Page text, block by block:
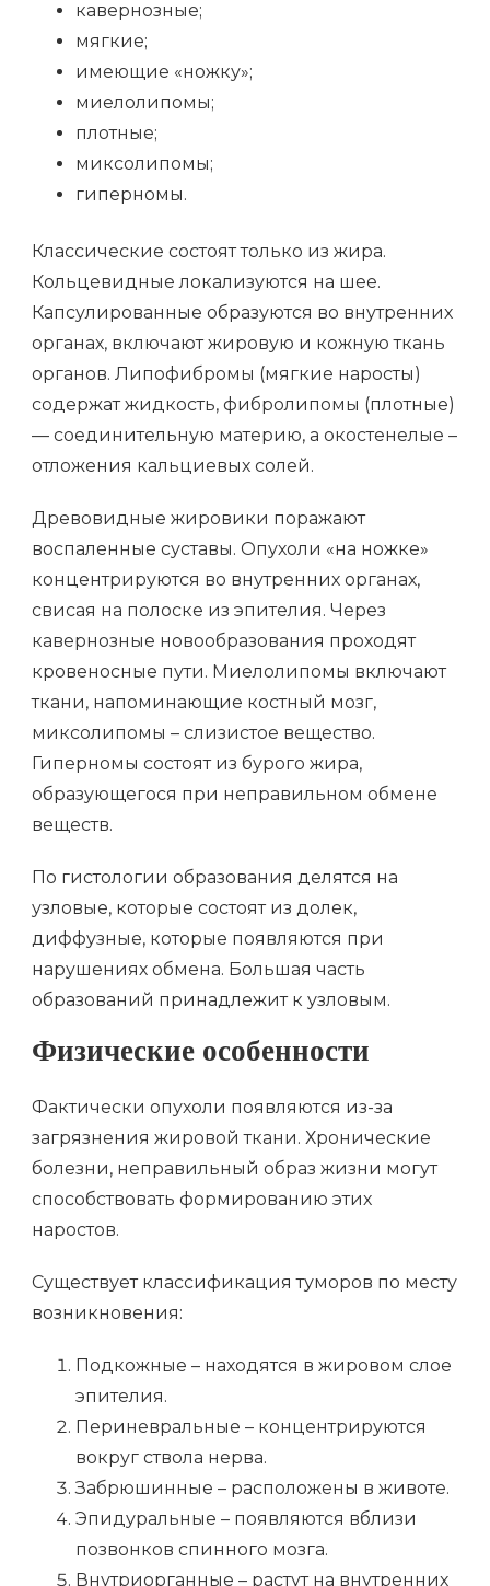
кавернозные;
мягкие;
имеющие «ножку»;
миелолипомы;
плотные;
миксолипомы;
гиперномы.
Классические состоят только из жира.
Кольцевидные локализуются на шее.
Капсулированные образуются во внутренних
органах, включают жировую и кожную ткань
органов. Липофибромы (мягкие наросты)
содержат жидкость, фибролипомы (плотные)
— соединительную материю, а окостенелые –
отложения кальциевых солей.
Древовидные жировики поражают
воспаленные суставы. Опухоли «на ножке»
концентрируются во внутренних органах,
свисая на полоске из эпителия. Через
кавернозные новообразования проходят
кровеносные пути. Миелолипомы включают
ткани, напоминающие костный мозг,
миксолипомы – слизистое вещество.
Гиперномы состоят из бурого жира,
образующегося при неправильном обмене
веществ.
По гистологии образования делятся на
узловые, которые состоят из долек,
диффузные, которые появляются при
нарушениях обмена. Большая часть
образований принадлежит к узловым.
Физические особенности
Фактически опухоли появляются из-за
загрязнения жировой ткани. Хронические
болезни, неправильный образ жизни могут
способствовать формированию этих
наростов.
Существует классификация туморов по месту
возникновения:
Подкожные – находятся в жировом слое
эпителия.
Периневральные – концентрируются
вокруг ствола нерва.
Забрюшинные – расположены в животе.
Эпидуральные – появляются вблизи
позвонков спинного мозга.
Внутриорганные – растут на внутренних